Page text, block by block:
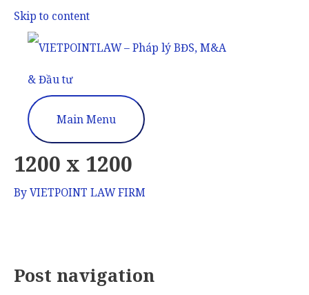
Skip to content
Main Menu
1200 x 1200
ByVIETPOINT LAW FIRM
Post navigation